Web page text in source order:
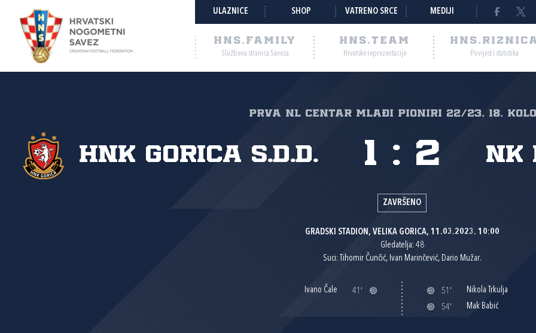
ULAZNICE SHOP VATRENO SRCE MEDIJI
HNS.FAMILY
Službena stranica Saveza
HNS.TEAM
Hrvatske reprezentacije Povijest i statistika
Prva NL Centar mlađi pioniri 22/23, 18. kolo
HNK Gorica s.d.d. NK
1 : 2
ZAVRŠENO
GRADSKI STADION, VELIKA GORICA, 11.03.2023. 10:00
Gledatelja: 48
Suci: Tihomir Čunčić, Ivan Marinčević, Dario Mužar.
Ivano Čale 41' 51'
Nikola Trkulja
54'
Mak Babić